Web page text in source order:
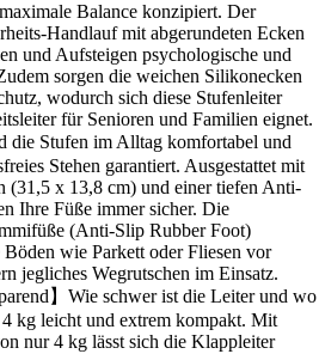
Balance konzipiert. Der
Handlauf mit abgerundeten Ecken
und Aufsteigen psychologische und
sorgen die weichen Silikonecken
wodurch sich diese Stufenleiter
für Senioren und Familien eignet.
die Stufen im Alltag komfortabel und
Stehen garantiert. Ausgestattet mit
(31,5 x 13,8 cm) und einer tiefen Anti-
Ihre Füße immer sicher. Die
(Anti-Slip Rubber Foot)
wie Parkett oder Fliesen vor
jegliches Wegrutschen im Einsatz.
】Wie schwer ist die Leiter und wo
kg leicht und extrem kompakt. Mit
nur 4 kg lässt sich die Klappleiter